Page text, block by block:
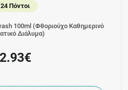
24 Πόντοι
100ml (Φθοριούχο Καθημερινό
Διάλυμα)
2.93€